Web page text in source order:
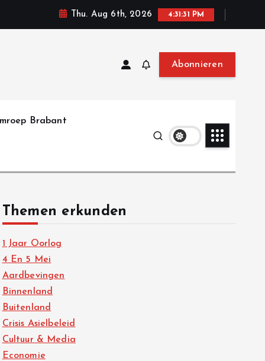
Thu. Aug 6th, 2026 4:31:32 PM
Abonnieren
Brabant
Themen erkunden
1 Jaar Oorlog
4 En 5 Mei
Aardbevingen
Binnenland
Buitenland
Crisis Asielbeleid
Cultuur & Media
Economie